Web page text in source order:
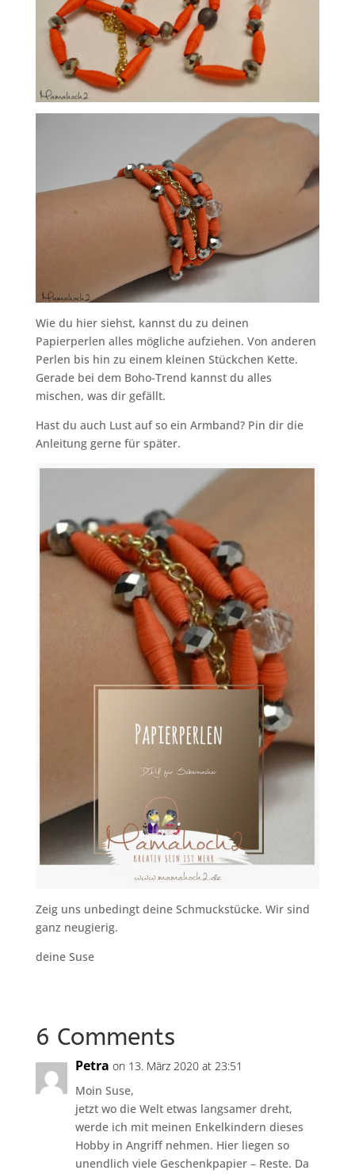
Wie du hier siehst, kannst du zu deinen
Papierperlen alles mögliche aufziehen. Von anderen
Perlen bis hin zu einem kleinen Stückchen Kette.
Gerade bei dem Boho-Trend kannst du alles
mischen, was dir gefällt.
Hast du auch Lust auf so ein Armband? Pin dir die
Anleitung gerne für später.
Zeig uns unbedingt deine Schmuckstücke. Wir sind
ganz neugierig.
deine Suse
6 Comments
Petra on 13. März 2020 at 23:51
Moin Suse,
jetzt wo die Welt etwas langsamer dreht,
werde ich mit meinen Enkelkindern dieses
Hobby in Angriff nehmen. Hier liegen so
unendlich viele Geschenkpapier – Reste. Da